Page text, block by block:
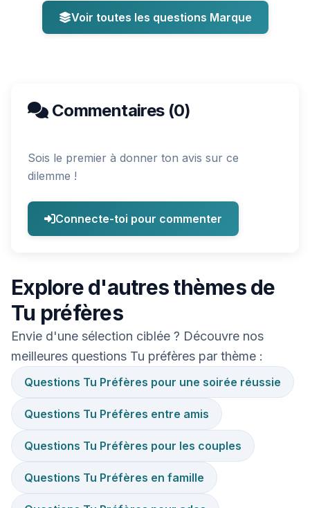
Voir toutes les questions Marque
Commentaires (0)
Sois le premier à donner ton avis sur ce
dilemme !
Connecte-toi pour commenter
Explore d'autres thèmes de
Tu préfères
Envie d'une sélection ciblée ? Découvre nos
meilleures questions Tu préfères par thème :
Questions Tu Préfères pour une soirée réussie
Questions Tu Préfères entre amis
Questions Tu Préfères pour les couples
Questions Tu Préfères en famille